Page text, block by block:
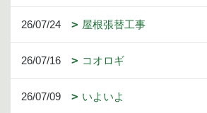
26/07/24 屋根張替工事
26/07/16 コオロギ
26/07/09 いよいよ